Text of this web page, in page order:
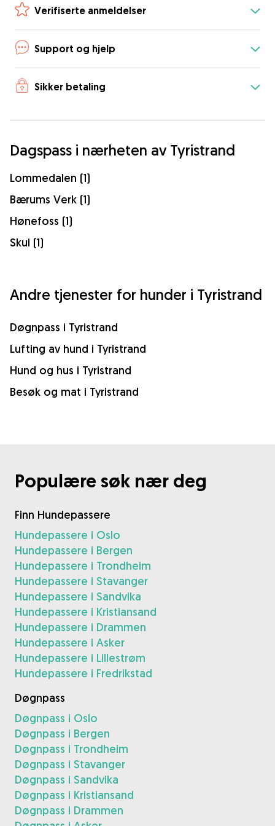
Verifiserte anmeldelser
Support og hjelp
Sikker betaling
Dagspass i nærheten av Tyristrand
Lommedalen (1)
Bærums Verk (1)
Hønefoss (1)
Skui (1)
Andre tjenester for hunder i Tyristrand
Døgnpass i Tyristrand
Lufting av hund i Tyristrand
Hund og hus i Tyristrand
Besøk og mat i Tyristrand
Populære søk nær deg
Finn Hundepassere
Hundepassere i Oslo
Hundepassere i Bergen
Hundepassere i Trondheim
Hundepassere i Stavanger
Hundepassere i Sandvika
Hundepassere i Kristiansand
Hundepassere i Drammen
Hundepassere i Asker
Hundepassere i Lillestrøm
Hundepassere i Fredrikstad
Døgnpass
Døgnpass i Oslo
Døgnpass i Bergen
Døgnpass i Trondheim
Døgnpass i Stavanger
Døgnpass i Sandvika
Døgnpass i Kristiansand
Døgnpass i Drammen